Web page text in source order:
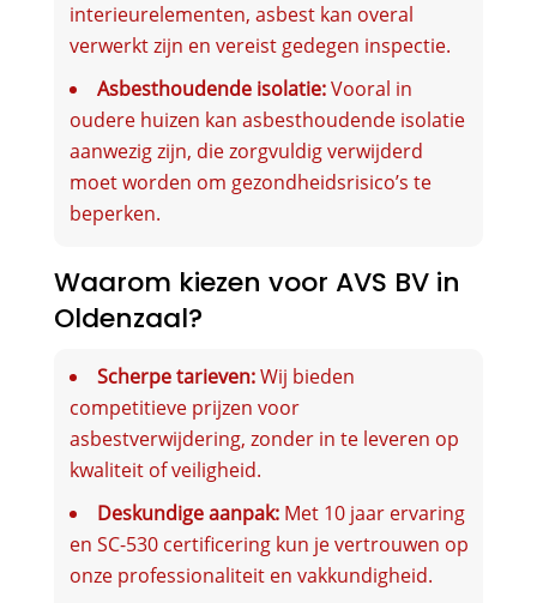
interieurelementen, asbest kan overal
verwerkt zijn en vereist gedegen inspectie.
Asbesthoudende isolatie:Vooral in
oudere huizen kan asbesthoudende isolatie
aanwezig zijn, die zorgvuldig verwijderd
moet worden om gezondheidsrisico’s te
beperken.
Waarom kiezen voor AVS BV in
Oldenzaal?
Scherpe tarieven:Wij bieden
competitieve prijzen voor
asbestverwijdering, zonder in te leveren op
kwaliteit of veiligheid.
Deskundige aanpak:Met 10 jaar ervaring
en SC-530 certificering kun je vertrouwen op
onze professionaliteit en vakkundigheid.